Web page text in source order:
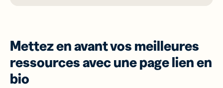
Mettez en avant vos meilleures
ressources avec une page lien en
bio